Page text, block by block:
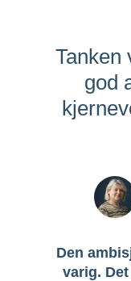
Tanken
god
Den
varig.